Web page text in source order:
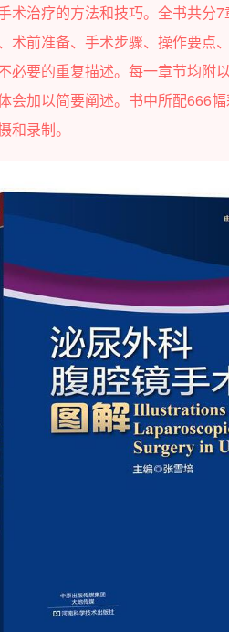
术治疗的方法和技巧。全书共分
术前准备、手术步骤、操作要点
必要的重复描述。每一章节均附
会加以简要阐述。书中所配666
和录制。